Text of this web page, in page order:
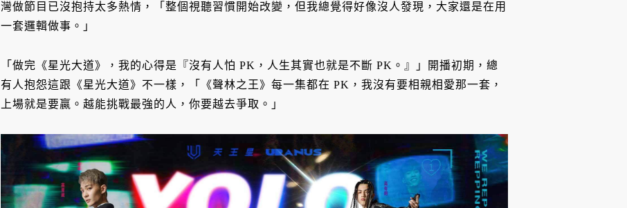
灣做節目已沒抱持太多熱情，「整個視聽習慣開始改變，但我總覺得好像沒人發現，大家還是在用
一套邏輯做事。」
「做完《星光大道》，我的心得是『沒有人怕 PK，人生其實也就是不斷 PK。』」開播初期，總
有人抱怨這跟《星光大道》不一樣，「《聲林之王》每一集都在 PK，我沒有要相親相愛那一套，
上場就是要贏。越能挑戰最強的人，你要越去爭取。」